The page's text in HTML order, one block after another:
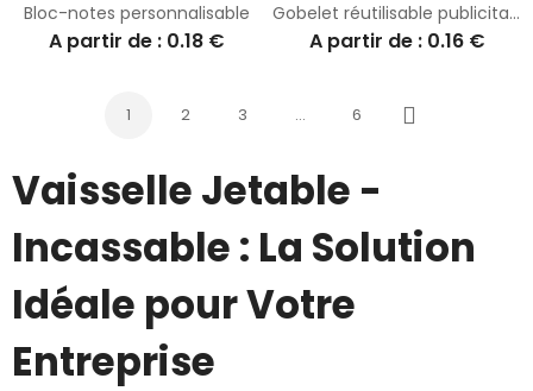
Bloc-notes personnalisable
A partir de : 0.18 €
Gobelet réutilisable publicitaire 12 cl Ras Bord
A partir de : 0.16 €
1 2 3 … 6
Suivant
Vaisselle Jetable -
Incassable : La Solution
Idéale pour Votre
Entreprise